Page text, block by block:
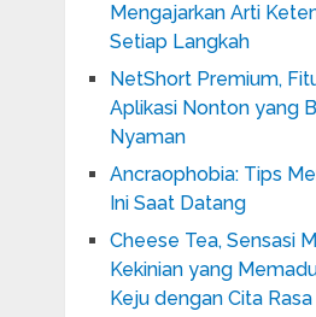
Mengajarkan Arti
Setiap Langkah
NetShort Premium,
Aplikasi Nonton yang
Nyaman
Ancraophobia: Tips
Ini Saat Datang
Cheese Tea, Sensasi
Kekinian yang
Keju dengan Cita